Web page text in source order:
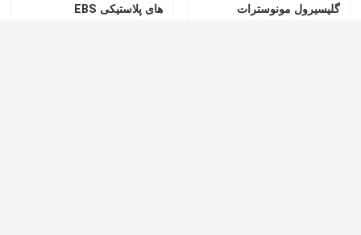
گلیسیرول مونوسترات
های پلاستیکی EBS